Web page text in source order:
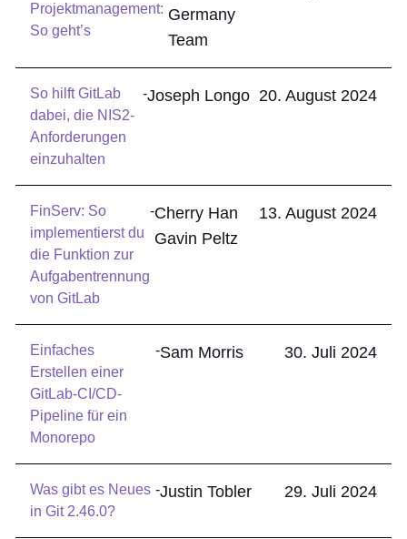
Projektmanagement:
So geht’s
Germany
Team
So hilft GitLab
dabei, die NIS2-
Anforderungen
einzuhalten
-Joseph Longo 20. August 2024
FinServ: So
implementierst du
die Funktion zur
Aufgabentrennung
von GitLab
-Cherry Han
Gavin Peltz
13. August 2024
Einfaches
Erstellen einer
GitLab-CI/CD-
Pipeline für ein
Monorepo
-Sam Morris 30. Juli 2024
Was gibt es Neues
in Git 2.46.0?
-Justin Tobler 29. Juli 2024